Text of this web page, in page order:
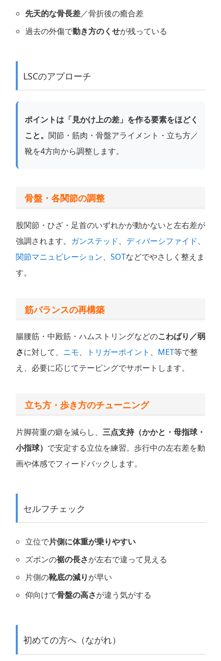
先天的な骨長差／骨折後の癒合差
過去の外傷で動き方のくせが残っている
LSCのアプローチ
ポイントは「見かけ上の差」を作る要素をほどく
こと。 関節・筋肉・骨盤アライメント・立ち方／
靴を4方向から調整します。
骨盤・各関節の調整
股関節・ひざ・足首のいずれかが動かないと左右差が
強調されます。 ガンステッド、 ディバーシファイド、
関節マニュピレーション、 SOTなどでやさしく整えま
す。
筋バランスの再構築
腸腰筋・中殿筋・ハムストリングなどのこわばり／弱
さに対して、 ニモ、 トリガーポイント 、 MET等で整
え、必要に応じてテーピングでサポートします。
立ち方・歩き方のチューニング
片脚荷重の癖を減らし、 三点支持（かかと・母指球・
小指球） で安定する立位を練習。歩行中の左右差を動
画や体感でフィードバックします。
セルフチェック
立位で片側に体重が乗りやすい
ズボンの裾の長さが左右で違って見える
片側の靴底の減りが早い
仰向けで骨盤の高さが違う気がする
初めての方へ（ながれ）